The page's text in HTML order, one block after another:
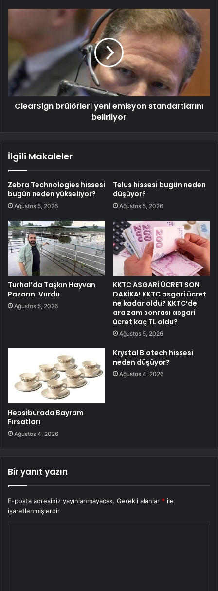
ClearSign brülörleri yeni emisyon standartlarını
belirliyor
İlgili Makaleler
Zebra Technologies hissesi
bugün neden yükseliyor?
Ağustos 5, 2026
Telus hissesi bugün neden
düşüyor?
Ağustos 5, 2026
Turhal’da Taşkın Hayvan
Pazarını Vurdu
Ağustos 5, 2026
KKTC ASGARİ ÜCRET SON
DAKİKA! KKTC asgari ücret
ne kadar oldu? KKTC’de
ara zam sonrası asgari
ücret kaç TL oldu?
Ağustos 5, 2026
Hepsiburada Bayram
Fırsatları
Ağustos 4, 2026
Krystal Biotech hissesi
neden düşüyor?
Ağustos 4, 2026
Bir yanıt yazın
E-posta adresiniz yayınlanmayacak. Gerekli alanlar * ile
işaretlenmişlerdir